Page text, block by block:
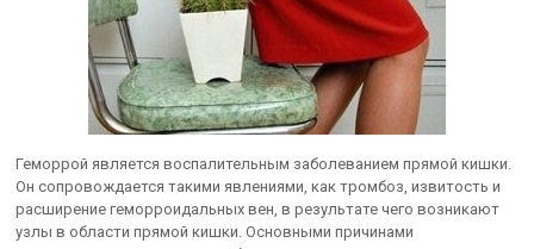
Геморрой является воспалительным заболеванием прямой кишки.
Он сопровождается такими явлениями, как тромбоз, извитость и
расширение геморроидальных вен, в результате чего возникают
узлы в области прямой кишки. Основными причинами